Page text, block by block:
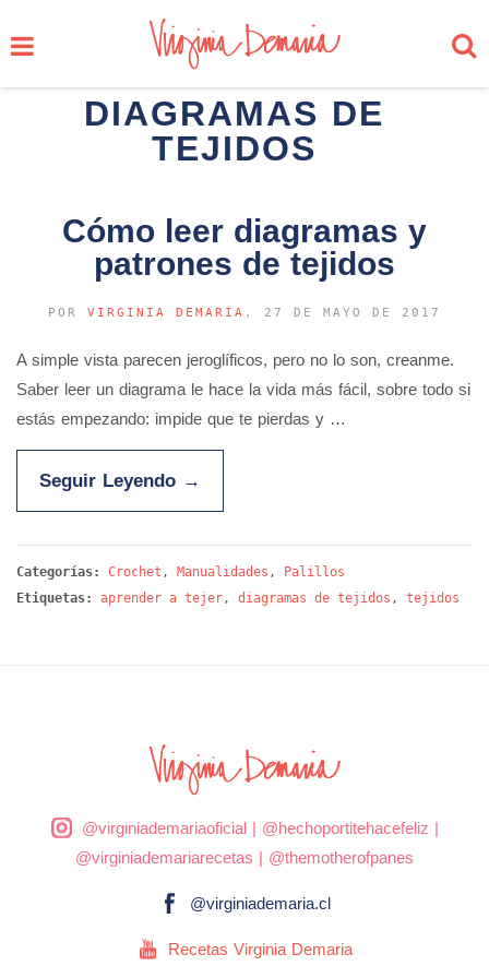
DIAGRAMAS DE
TEJIDOS
Cómo leer diagramas y
patrones de tejidos
POR VIRGINIA DEMARÍA , 27 DE MAYO DE 2017
A simple vista parecen jeroglíficos, pero no lo son, creanme.
Saber leer un diagrama le hace la vida más fácil, sobre todo si
estás empezando: impide que te pierdas y …
Seguir Leyendo →
Categorías: Crochet , Manualidades ,
Palillos
Etiquetas:
aprender a tejer, diagramas de tejidos , tejidos
@virginiademariaoficial| @hechoportitehacefeliz |
@virginiademariarecetas | @themotherofpanes
@virginiademaria.cl
Recetas Virginia Demaria